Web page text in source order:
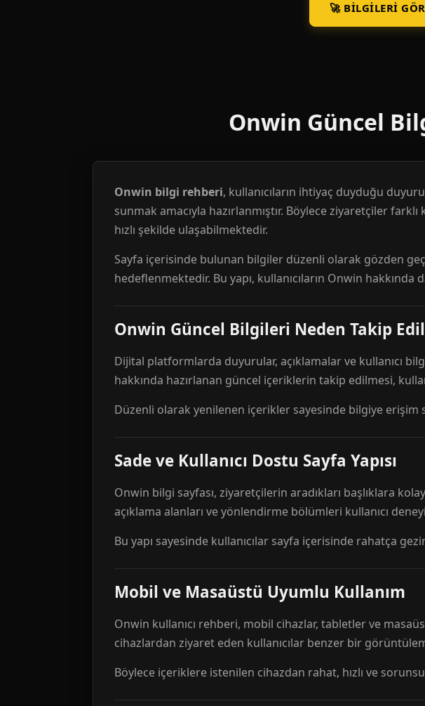
🚀 BILGILERI
Onwin Güncel
Onwin bilgi rehberi, kullanıcıların ihtiyaç duyduğu
sunmak amacıyla hazırlanmıştır. Böylece ziyaretçiler
hızlı şekilde ulaşabilmektedir.
Sayfa içerisinde bulunan bilgiler düzenli olarak gözden
hedeflenmektedir. Bu yapı, kullanıcıların Onwin
Onwin Güncel Bilgileri Neden Takip
Dijital platformlarda duyurular, açıklamalar ve kullanıcı
hakkında hazırlanan güncel içeriklerin takip edilmesi,
Düzenli olarak yenilenen içerikler sayesinde bilgiye erişim
Sade ve Kullanıcı Dostu Sayfa Yapısı
Onwin bilgi sayfası, ziyaretçilerin aradıkları başlıklara
açıklama alanları ve yönlendirme bölümleri kullanıcı
Bu yapı sayesinde kullanıcılar sayfa içerisinde rahatça
Mobil ve Masaüstü Uyumlu Kullanım
Onwin kullanıcı rehberi, mobil cihazlar, tabletler ve
cihazlardan ziyaret eden kullanıcılar benzer bir
Böylece içeriklere istenilen cihazdan rahat, hızlı ve